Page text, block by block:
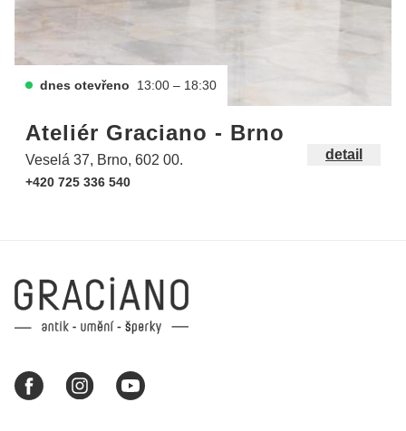
dnes otevřeno 13:00 – 18:30
Ateliér Graciano - Brno
Veselá 37, Brno, 602 00.
+420 725 336 540
detail